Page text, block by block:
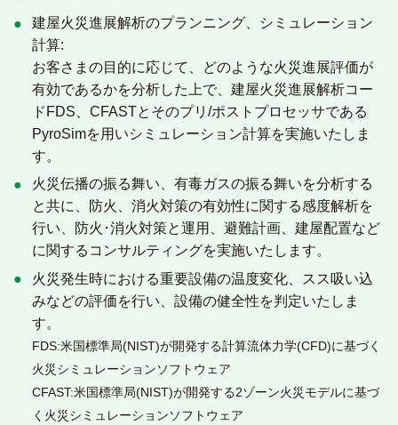
建屋火災進展解析のプランニング、シミュレーション
計算:
お客さまの目的に応じて、どのような火災進展評価が
有効であるかを分析した上で、建屋火災進展解析コー
ドFDS、CFASTとそのプリ/ポストプロセッサである
PyroSimを用いシミュレーション計算を実施いたしま
す。
火災伝播の振る舞い、有毒ガスの振る舞いを分析する
と共に、防火、消火対策の有効性に関する感度解析を
行い、防火･消火対策と運用、避難計画、建屋配置など
に関するコンサルティングを実施いたします。
火災発生時における重要設備の温度変化、スス吸い込
みなどの評価を行い、設備の健全性を判定いたしま
す。
FDS:米国標準局(NIST)が開発する計算流体力学(CFD)に基づく
火災シミュレーションソフトウェア
CFAST:米国標準局(NIST)が開発する2ゾーン火災モデルに基づ
く火災シミュレーションソフトウェア